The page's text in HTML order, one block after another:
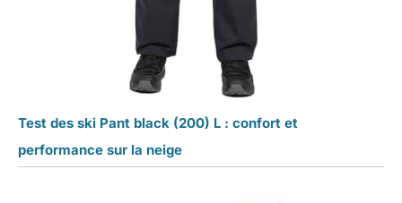
Test des ski Pant black (200) L : confort et
performance sur la neige